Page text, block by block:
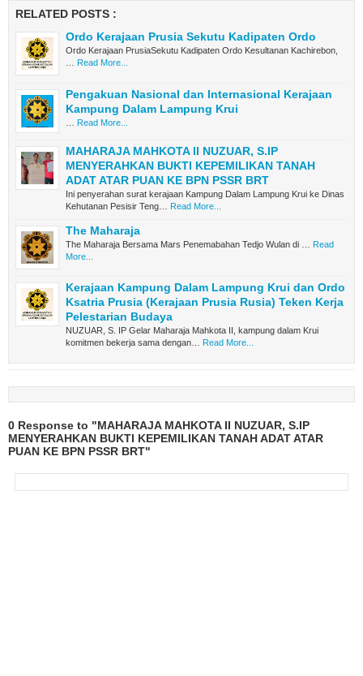
RELATED POSTS :
Ordo Kerajaan Prusia Sekutu Kadipaten Ordo
Ordo Kerajaan PrusiaSekutu Kadipaten Ordo Kesultanan Kachirebon,
Read More...
Pengakuan Nasional dan Internasional Kerajaan
Kampung Dalam Lampung Krui
Read More...
MAHARAJA MAHKOTA II NUZUAR, S.IP
MENYERAHKAN BUKTI KEPEMILIKAN TANAH
ADAT ATAR PUAN KE BPN PSSR BRT
Ini penyerahan surat kerajaan Kampung Dalam Lampung Krui ke Dinas
Kehutanan Pesisir Teng…
Read More...
The Maharaja
The Maharaja Bersama Mars Penemabahan Tedjo Wulan di …
Read
More...
Kerajaan Kampung Dalam Lampung Krui dan Ordo
Ksatria Prusia (Kerajaan Prusia Rusia) Teken Kerja
Pelestarian Budaya
NUZUAR, S. IP Gelar Maharaja Mahkota II, kampung dalam Krui
komitmen bekerja sama dengan…
Read More...
0 Response to "MAHARAJA MAHKOTA II NUZUAR, S.IP
MENYERAHKAN BUKTI KEPEMILIKAN TANAH ADAT ATAR
PUAN KE BPN PSSR BRT"